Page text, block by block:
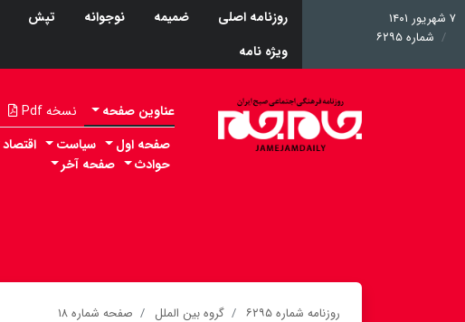
۷ شهریور ۱۴۰۱
شماره ۶۲۹۵
روزنامه اصلی ضمیمه نوجوانه تپش
ویژه نامه
عناوین صفحه نسخه Pdf
صفحه اول سیاست اقتصاد
حوادث
صفحه آخر
روزنامه شماره ۶۲۹۵ گروه بین الملل صفحه شماره ۱۸